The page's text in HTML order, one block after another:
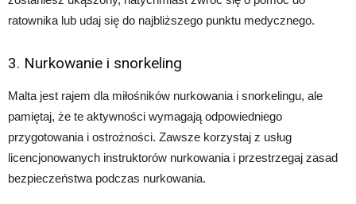
ratownika lub udaj się do najbliższego punktu medycznego.
3. Nurkowanie i snorkeling
Malta jest rajem dla miłośników nurkowania i snorkelingu, ale
pamiętaj, że te aktywności wymagają odpowiedniego
przygotowania i ostrożności. Zawsze korzystaj z usług
licencjonowanych instruktorów nurkowania i przestrzegaj zasad
bezpieczeństwa podczas nurkowania.